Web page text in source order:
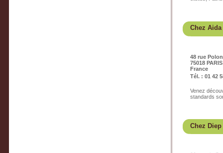
Chez Aida
48 rue
75018 PARIS
France
Tél. : 01 42
Venez
standards
Chez Diep